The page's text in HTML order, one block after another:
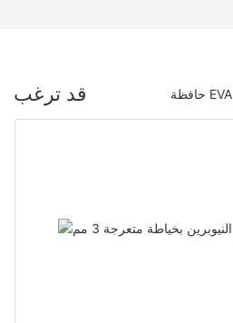
قد ترغب حافظة EVA